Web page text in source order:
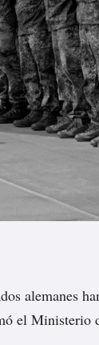
alemanes
el Ministerio